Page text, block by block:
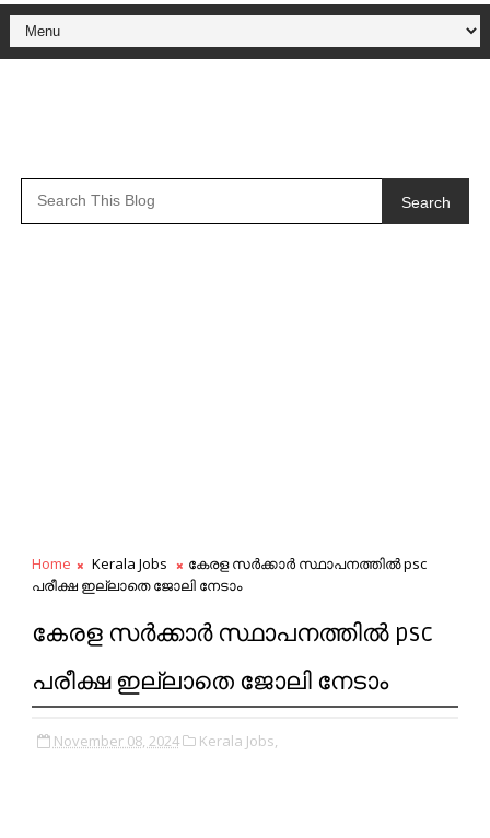
Search
Home Kerala Jobs
കേരള സർക്കാർ സ്ഥാപനത്തിൽ psc
പരീക്ഷ ഇല്ലാതെ ജോലി നേടാം
കേരള സർക്കാർ സ്ഥാപനത്തിൽ psc
പരീക്ഷ ഇല്ലാതെ ജോലി നേടാം
November 08, 2024 Kerala Jobs,